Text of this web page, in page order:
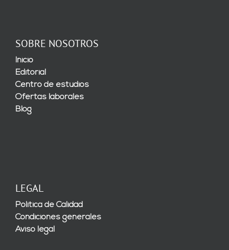
SOBRE NOSOTROS
Inicio
Editorial
Centro de estudios
Ofertas laborales
Blog
LEGAL
Política de Calidad
Condiciones generales
Aviso legal